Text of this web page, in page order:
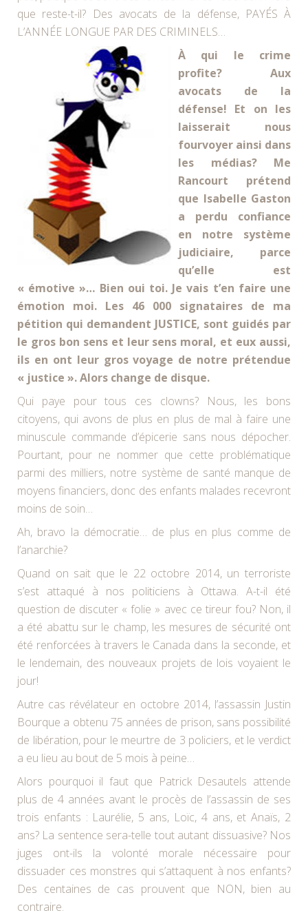
que reste-t-il? Des avocats de la défense, PAYÉS À
L’ANNÉE LONGUE PAR DES CRIMINELS…
À qui le crime
profite? Aux
avocats de la
défense! Et on les
laisserait nous
fourvoyer ainsi dans
les médias? Me
Rancourt prétend
que Isabelle Gaston
a perdu confiance
en notre système
judiciaire, parce
qu’elle est
« émotive »… Bien oui toi. Je vais t’en faire une
émotion moi. Les 46 000 signataires de ma
pétition qui demandent JUSTICE, sont guidés par
le gros bon sens et leur sens moral, et eux aussi,
ils en ont leur gros voyage de notre prétendue
« justice ». Alors change de disque.
Qui paye pour tous ces clowns? Nous, les bons
citoyens, qui avons de plus en plus de mal à faire une
minuscule commande d’épicerie sans nous dépocher.
Pourtant, pour ne nommer que cette problématique
parmi des milliers, notre système de santé manque de
moyens financiers, donc des enfants malades recevront
moins de soin…
Ah, bravo la démocratie… de plus en plus comme de
l’anarchie?
Quand on sait que le 22 octobre 2014, un terroriste
s’est attaqué à nos politiciens à Ottawa. A-t-il été
question de discuter « folie » avec ce tireur fou? Non, il
a été abattu sur le champ, les mesures de sécurité ont
été renforcées à travers le Canada dans la seconde, et
le lendemain, des nouveaux projets de lois voyaient le
jour!
Autre cas révélateur en octobre 2014, l’assassin Justin
Bourque a obtenu 75 années de prison, sans possibilité
de libération, pour le meurtre de 3 policiers, et le verdict
a eu lieu au bout de 5 mois à peine…
Alors pourquoi il faut que Patrick Desautels attende
plus de 4 années avant le procès de l’assassin de ses
trois enfants : Laurélie, 5 ans, Loïc, 4 ans, et Anaïs, 2
ans? La sentence sera-telle tout autant dissuasive? Nos
juges ont-ils la volonté morale nécessaire pour
dissuader ces monstres qui s’attaquent à nos enfants?
Des centaines de cas prouvent que NON, bien au
contraire.